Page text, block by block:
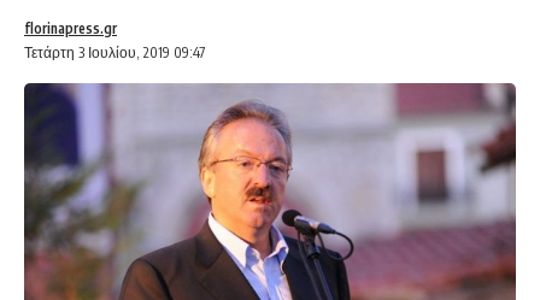
Τετάρτη 3 Ιουλίου, 2019 09:47
florinapress.gr